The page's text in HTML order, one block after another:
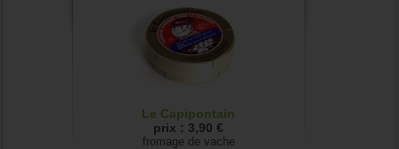
Le Capipontain
prix : 3,90 €
fromage de vache